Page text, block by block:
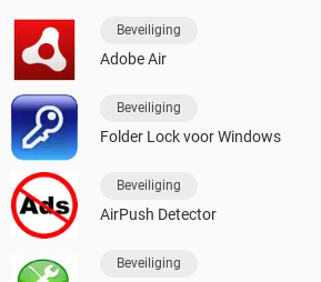
Beveiliging
Adobe Air
Beveiliging
Folder Lock voor Windows
Beveiliging
AirPush Detector
Beveiliging